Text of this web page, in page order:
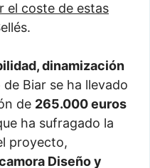
el coste de estas
dinamización
de Biar se ha llevado
de 265.000 euros
ha sufragado la
proyecto,
Diseño y